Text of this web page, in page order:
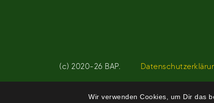
(c) 2020-26 BAP.
Wir verwenden Cookies, um Dir das